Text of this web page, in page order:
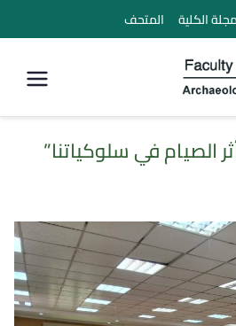
مجلة الكلية المتحف
كلية الأثار
الصيام في سلوكياتنا”